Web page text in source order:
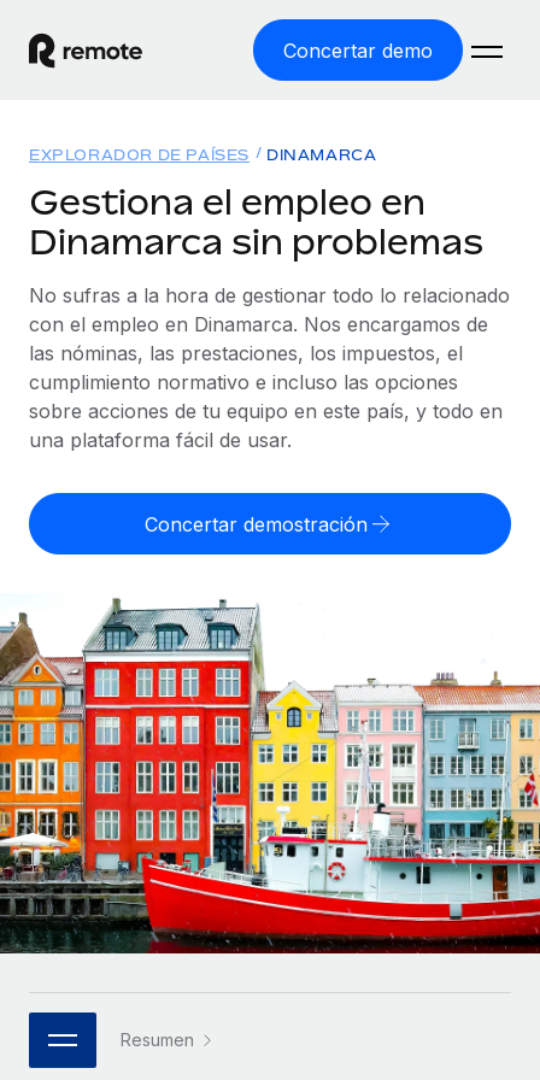
Concertar demo
EMPLEO GLOBAL
Nómina global
Gestiona las nóminas de forma sencilla y conforme a la
legalidad.
Employer of Record
Expándete en todo el mundo sin gastar en entidades.
cumpliendo la normativa.
Integra y gestiona a autónomos globalmente.
PEO
Externaliza tareas laborales complejas.
INFRAESTRUCTURA
Conexión Remote
Integra los RR. HH. en tus flujos de trabajo sin
complicaciones.
Plataforma
Funciones esenciales de RR. HH. integradas para tu
Conectar
Conecta cualquier herramienta de IA con Remote
Soluciones
COBERTURA MUNDIAL
Explorador de países
Consulta el soporte del empleo global según el país.
Explorador estatal de EE. UU.
Simplifica la contratación en todos los estados de EE.
Comparador de Remote
Compáranos con otras empresas.
ETAPAS DE CRECIMIENTO
Startups
Soluciones ágiles de RR. HH. globales y nóminas para
empresas en crecimiento.
Mediana empresa
Amplía tu equipo con soluciones de RR. HH.
personalizadas.
Empresa
RR. HH. globales para grandes empresas.
ASOCIARSE
Socios tecnológicos estratégicos
Integra la gestión de los RR. HH. globales en tu
Recursos
HERRAMIENTAS Y CALCULADORAS
Calculadora del riesgo de clasificación errónea
Consulta el riesgo de clasificación errónea por país.
cualquier país.
Descubre opciones de divisas y tiempos de pago para
autónomos globales.
APRENDIZAJE CON REMOTE
Guías y recursos
Casos prácticos
Glosario de RR. HH.
Listas de verificación y plantillas
Biblioteca de descripciones de puestos
Webinarios
Precios
English
Français
Deutsch
Español
Italiano
Português (Portugal)
日本語
한국어
中文（简体）
EXPLORADOR DE PAÍSES DINAMARCA
Gestiona el empleo en
Dinamarca sin problemas
No sufras a la hora de gestionar todo lo relacionado
con el empleo en Dinamarca. Nos encargamos de
las nóminas, las prestaciones, los impuestos, el
cumplimiento normativo e incluso las opciones
sobre acciones de tu equipo en este país, y todo en
una plataforma fácil de usar.
Concertar demostración
Resumen